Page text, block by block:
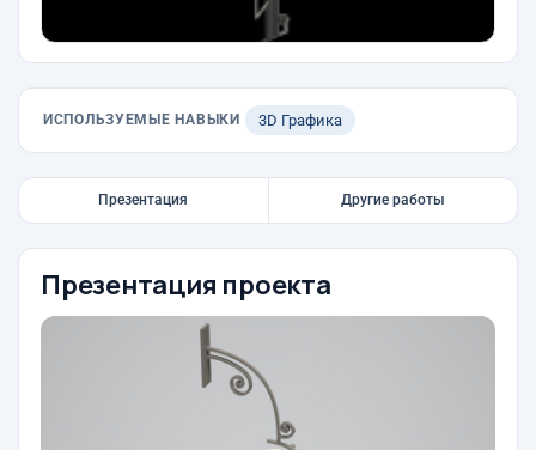
ИСПОЛЬЗУЕМЫЕ НАВЫКИ 3D Графика
Презентация Другие работы
Презентация проекта